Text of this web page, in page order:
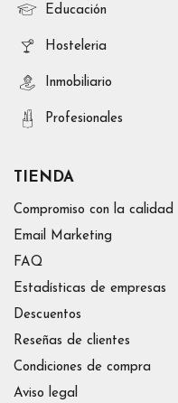
Educación
Hosteleria
Inmobiliario
Profesionales
TIENDA
Compromiso con la calidad
Email Marketing
FAQ
Estadísticas de empresas
Descuentos
Reseñas de clientes
Condiciones de compra
Aviso legal